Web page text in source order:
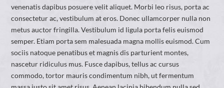
venenatis dapibus posuere velit aliquet. Morbi leo risus, porta ac
consectetur ac, vestibulum at eros. Donec ullamcorper nulla non
metus auctor fringilla. Vestibulum id ligula porta felis euismod
semper. Etiam porta sem malesuada magna mollis euismod. Cum
sociis natoque penatibus et magnis dis parturient montes,
nascetur ridiculus mus. Fusce dapibus, tellus ac cursus
commodo, tortor mauris condimentum nibh, ut fermentum